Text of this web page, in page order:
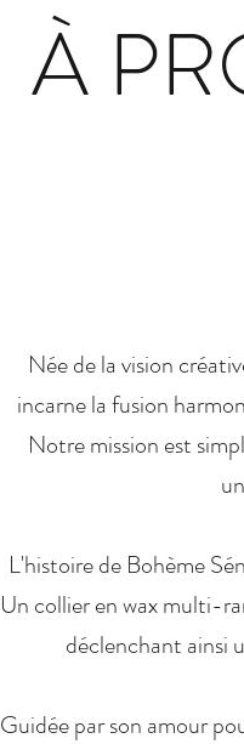
À
Née de la vision
incarne la fusion
Notre mission est
L'histoire de Bohème
Un collier en wax multi-
déclenchant ainsi
Guidée par son amour